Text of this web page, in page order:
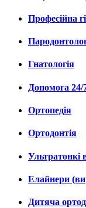
Професійна
Гнатологія
Допомога 24/
Ортопедія
Ортодонтія
Ультратонкі
Елайнери
Дитяча